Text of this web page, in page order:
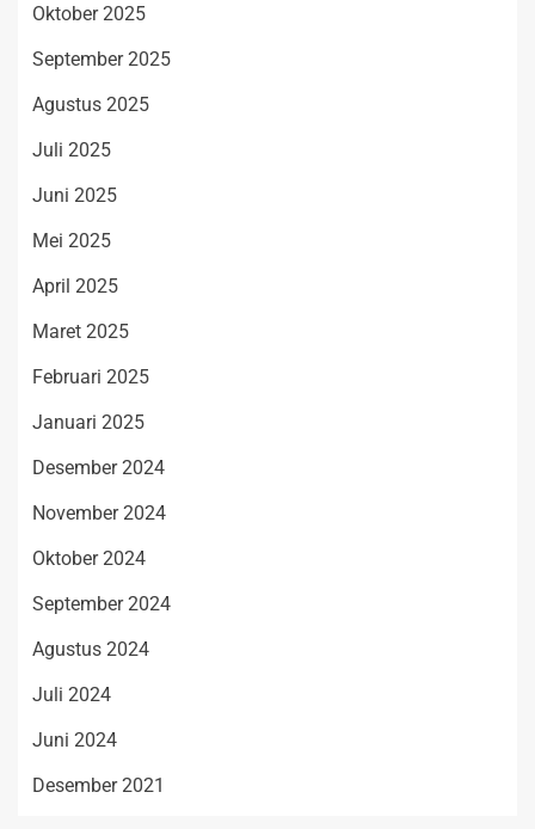
Oktober 2025
September 2025
Agustus 2025
Juli 2025
Juni 2025
Mei 2025
April 2025
Maret 2025
Februari 2025
Januari 2025
Desember 2024
November 2024
Oktober 2024
September 2024
Agustus 2024
Juli 2024
Juni 2024
Desember 2021